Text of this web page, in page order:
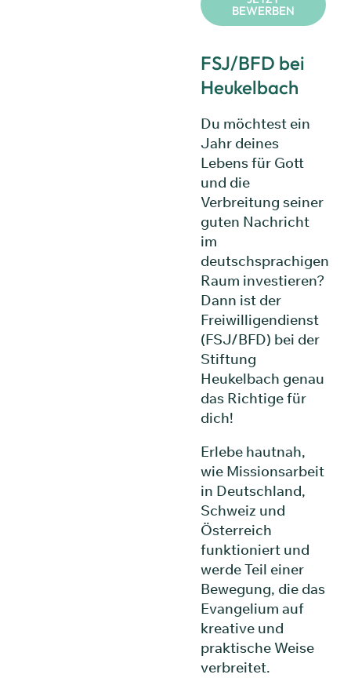
BEWERBEN
FSJ/BFD bei
Heukelbach
Du möchtest ein
Jahr deines
Lebens für Gott
und die
Verbreitung seiner
guten Nachricht
im
deutschsprachigen
Raum investieren?
Dann ist der
Freiwilligendienst
(FSJ/BFD) bei der
Stiftung
Heukelbach genau
das Richtige für
dich!
Erlebe hautnah,
wie Missionsarbeit
in Deutschland,
Schweiz und
Österreich
funktioniert und
werde Teil einer
Bewegung, die das
Evangelium auf
kreative und
praktische Weise
verbreitet.